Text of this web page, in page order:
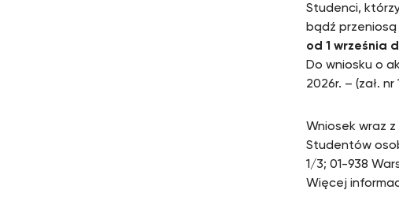
Studenci,
bądź przeniosą
od 1 września
Do wniosku o
2026r. – (zał. nr
Wniosek wraz
Studentów
1/3; 01-938
Więcej